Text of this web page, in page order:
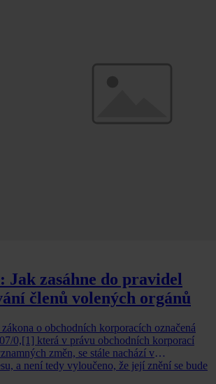
Jak zasáhne do pravidel
členů volených orgánů
o obchodních korporacích označená
korporací
změn, se stále nachází v
a není tedy vyloučeno, že její znění se bude